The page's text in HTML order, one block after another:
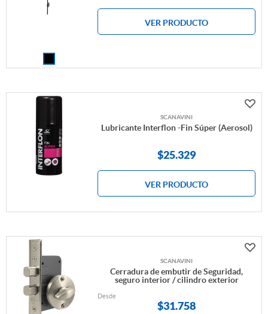
VER PRODUCTO
SCANAVINI
Lubricante Interflon -Fin Súper (Aerosol)
$25.329
VER PRODUCTO
SCANAVINI
Cerradura de embutir de Seguridad,
seguro interior / cilindro exterior
Desde
$31.758